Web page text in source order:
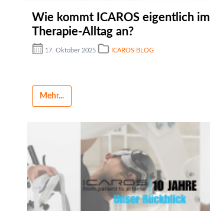
Wie kommt ICAROS eigentlich im
Therapie-Alltag an?
17. Oktober 2025 ICAROS BLOG
Mehr...